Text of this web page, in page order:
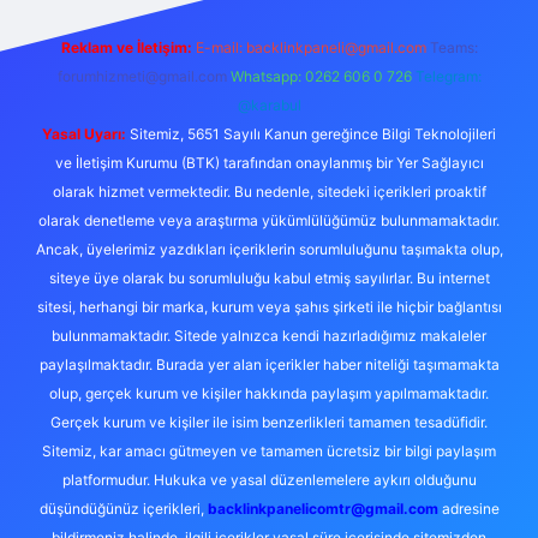
Reklam ve İletişim: E-mail: backlinkpaneli@gmail.com Teams:
forumhizmeti@gmail.com Whatsapp: 0262 606 0 726 Telegram:
@karabul
Yasal Uyarı: Sitemiz, 5651 Sayılı Kanun gereğince Bilgi Teknolojileri
ve İletişim Kurumu (BTK) tarafından onaylanmış bir Yer Sağlayıcı
olarak hizmet vermektedir. Bu nedenle, sitedeki içerikleri proaktif
olarak denetleme veya araştırma yükümlülüğümüz bulunmamaktadır.
Ancak, üyelerimiz yazdıkları içeriklerin sorumluluğunu taşımakta olup,
siteye üye olarak bu sorumluluğu kabul etmiş sayılırlar. Bu internet
sitesi, herhangi bir marka, kurum veya şahıs şirketi ile hiçbir bağlantısı
bulunmamaktadır. Sitede yalnızca kendi hazırladığımız makaleler
paylaşılmaktadır. Burada yer alan içerikler haber niteliği taşımamakta
olup, gerçek kurum ve kişiler hakkında paylaşım yapılmamaktadır.
Gerçek kurum ve kişiler ile isim benzerlikleri tamamen tesadüfidir.
Sitemiz, kar amacı gütmeyen ve tamamen ücretsiz bir bilgi paylaşım
platformudur. Hukuka ve yasal düzenlemelere aykırı olduğunu
düşündüğünüz içerikleri, backlinkpanelicomtr@gmail.comadresine